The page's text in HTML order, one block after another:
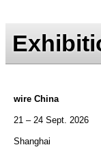
wire China
21 – 24 Sept. 2026
Shanghai